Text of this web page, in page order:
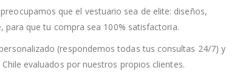
que el vestuario sea de elite: diseños,
que tu compra sea 100% satisfactoria.
(respondemos todas tus consultas 24/7) y
evaluados por nuestros propios clientes.